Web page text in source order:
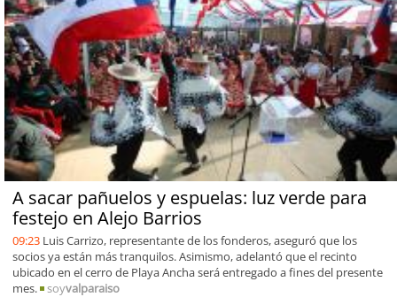
A sacar pañuelos y espuelas: luz verde para
festejo en Alejo Barrios
09:23 Luis Carrizo, representante de los fonderos, aseguró que los
socios ya están más tranquilos. Asimismo, adelantó que el recinto
ubicado en el cerro de Playa Ancha será entregado a fines del presente
mes.
soyvalparaiso